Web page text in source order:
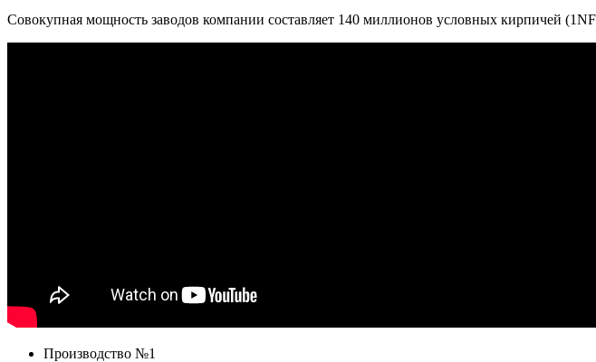
Совокупная мощность заводов компании составляет 140 миллионов условных кирпичей
Производство №1